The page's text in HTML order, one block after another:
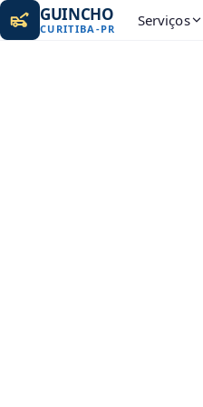
GUINCHO
CURITIBA-PR Serviços